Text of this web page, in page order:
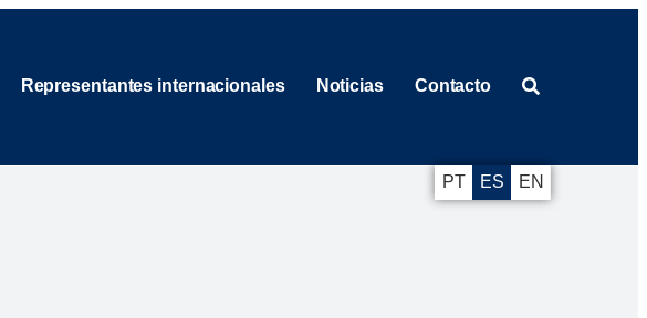
Representantes internacionales Noticias Contacto
PT ES EN